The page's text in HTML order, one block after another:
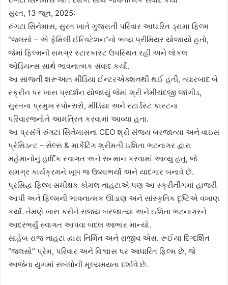
સુરત, 13 જૂન, 2025:
રુંગટા સિનેમાસ, સુરત ખાતે ગુજરાતી પરિવાર આધારિત ડ્રામા ફિલ્મ
“જલસો – એ ફેમિલી ઈન્વિટેશન”નો ભવ્ય પ્રીમિયર યોજાયો હતો,
જેમાં ફિલ્મની સમગ્ર સ્ટારકાસ્ટ ઉપસ્થિત રહી અને લોકલ
ઓડિયન્સ સાથે ભાવનાત્મક સંવાદ કર્યો.
આ સાંજની શરૂઆત મીડિયા ઈન્ટરએક્શનથી થઈ હતી, ત્યારબાદ બે
સ્ક્રીન પર ખાસ પ્રદર્શન યોજાયું જેમાં શ્રી નેમીચંદજી જાંગીડ,
સુરતના પ્રમુખ સ્પોન્સરો, મીડિયા અને સ્ટાર્ડસ્ટ કાસ્ટના
પરિવારજનોને આમંત્રિત કરવામાં આવ્યા હતા.
આ પ્રસંગે રુંગટા સિનેમાસના CEO શ્રી સંજય બરજાત્યા અને વાઇસ
પ્રેસિડન્ટ – સેલ્સ & માર્કેટિંગ શ્રીમતી ઇશિતા ભટનાગર દ્વારા
મહેમાનોનું હાર્દિક સ્વાગત અને સન્માન કરવામાં આવ્યું હતું, જે
સમગ્ર કાર્યક્રમને ખૂબ જ ઉષ્માભર્યો અને યાદગાર બનાવે છે.
પ્રસિદ્ધ ફિલ્મ સમીક્ષક કોમલ નાહટાએ પણ આ સ્ક્રીનીંગમાં હાજરી
આપી અને ફિલ્મની ભાવનાત્મક ઊંડાણ અને સાંસ્કૃતિક દૃષ્ટિએ વખાણ
કર્યા. તેમણે ખાસ કરીને સંજય બરજાત્યા અને ઇશિતા ભટનાગરને
આદરભર્યું સ્વાગત આપવા બદલ આભાર માન્યો.
સાહેબ રાજ નાહટા દ્વારા નિર્મિત અને રાજીવ એસ. રૂઈયા દિગ્દર્શિત
“જલસો” પ્રેમ, પરિવાર અને વિશ્વાસ પર આધારિત ફિલ્મ છે, જે
આજેના યુગમાં સંબંધોની મૂલ્યમયતા દર્શાવે છે.